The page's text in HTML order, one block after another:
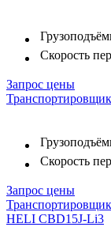
Скорость
Запрос цены
Скорость
Запрос цены
HELI CBD15J-Li3